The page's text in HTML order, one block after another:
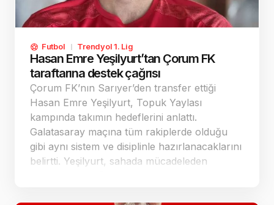
Futbol Trendyol 1. Lig
Hasan Emre Yeşilyurt’tan Çorum FK
taraftarına destek çağrısı
Çorum FK’nın Sarıyer’den transfer ettiği
Hasan Emre Yeşilyurt, Topuk Yaylası
kampında takımın hedeflerini anlattı.
Galatasaray maçına tüm rakiplerde olduğu
gibi aynı sistem ve disiplinle hazırlanacaklarını
belirtti. Yeşilyurt, sahada mücadeleden